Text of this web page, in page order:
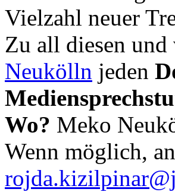
Vielzahl neuer
Zu all diesen
Neukölln jeden
Wo? Meko
Wenn möglich,